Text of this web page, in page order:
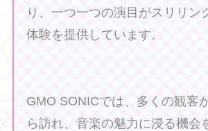
り、一つ一つの演目がスリリン
体験を提供しています。
GMO SONICでは、多くの観客
ら訪れ、音楽の魅力に浸る機会